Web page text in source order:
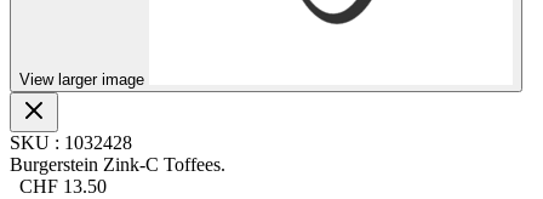
View larger image
SKU : 1032428
Burgerstein Zink-C Toffees.
CHF 13.50